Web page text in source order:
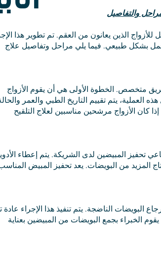
والتفاصيل
الذين يعانون من العقم. تم تطوير هذا
بشكل طبيعي. فيما يلي مراحل وتفاصيل علاج
متخصص. الخطوة الأولى هي أن يقوم الأزواج
العملية، يتم تقييم التاريخ الطبي والعمر
كان الأزواج مرشحين مناسبين لعلاج التلقيح
تحفيز المبيضين لدى الشريكة. يتم إعطاء
المزيد من البويضات. يعد تحفيز المبيض
البويضات الناضجة. يتم تنفيذ هذا الإجراء
الخبراء بجمع البويضات من المبيضين بعناية